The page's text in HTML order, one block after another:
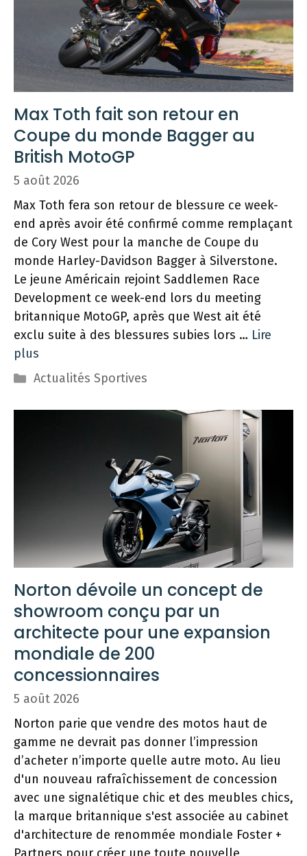
Max Toth fait son retour en
Coupe du monde Bagger au
British MotoGP
5 août 2026
Max Toth fera son retour de blessure ce week-
end après avoir été confirmé comme remplaçant
de Cory West pour la manche de Coupe du
monde Harley-Davidson Bagger à Silverstone.
Le jeune Américain rejoint Saddlemen Race
Development ce week-end lors du meeting
britannique MotoGP, après que West ait été
exclu suite à des blessures subies lors … Lire
plus
Catégories
Actualités Sportives
Norton dévoile un concept de
showroom conçu par un
architecte pour une expansion
mondiale de 200
concessionnaires
5 août 2026
Norton parie que vendre des motos haut de
gamme ne devrait pas donner l’impression
d’acheter n’importe quelle autre moto. Au lieu
d'un nouveau rafraîchissement de concession
avec une signalétique chic et des meubles chics,
la marque britannique s'est associée au cabinet
d'architecture de renommée mondiale Foster +